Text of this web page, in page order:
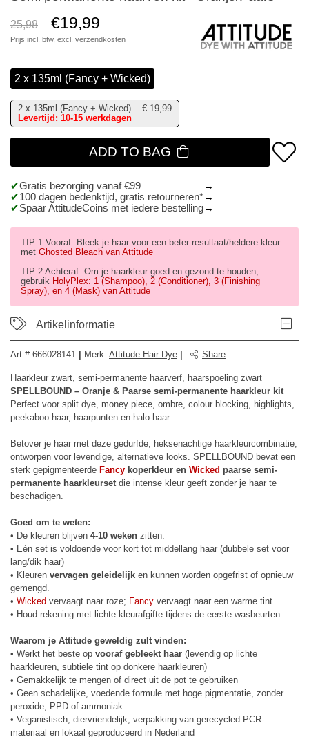
25,98 €19,99
Prijs incl. btw, excl. verzendkosten
2 x 135ml (Fancy + Wicked)
2 x 135ml (Fancy + Wicked) € 19,99
Levertijd: 10-15 werkdagen
ADD TO BAG
Gratis bezorging vanaf €99
100 dagen bedenktijd, gratis retourneren*
Spaar AttitudeCoins met iedere bestelling
TIP 1 Vooraf: Bleek je haar voor een beter resultaat/heldere kleur
met Ghosted Bleach van Attitude
TIP 2 Achteraf: Om je haarkleur goed en gezond te houden,
gebruik HolyPlex: 1 (Shampoo), 2 (Conditioner), 3 (Finishing
Spray), en 4 (Mask) van Attitude
Artikelinformatie
Art.# 666028141 Merk: Attitude Hair Dye Share
Haarkleur zwart, semi-permanente haarverf, haarspoeling zwart
SPELLBOUND – Oranje & Paarse semi-permanente haarkleur kit
Perfect voor split dye, money piece, ombre, colour blocking, highlights,
peekaboo haar, haarpunten en halo-haar.
Betover je haar met deze gedurfde, heksenachtige haarkleurcombinatie,
ontworpen voor levendige, alternatieve looks. SPELLBOUND bevat een
sterk gepigmenteerde Fancy koperkleur en Wicked paarse semi-
permanente haarkleursetdie intense kleur geeft zonder je haar te
beschadigen.
Goed om te weten:
• De kleuren blijven 4-10 weken zitten.
• Eén set is voldoende voor kort tot middellang haar (dubbele set voor
lang/dik haar)
• Kleuren vervagen geleidelijk en kunnen worden opgefrist of opnieuw
gemengd.
• Wicked vervaagt naar roze; Fancy vervaagt naar een warme tint.
• Houd rekening met lichte kleurafgifte tijdens de eerste wasbeurten.
Waarom je Attitude geweldig zult vinden:
• Werkt het beste op vooraf gebleekt haar (levendig op lichte
haarkleuren, subtiele tint op donkere haarkleuren)
• Gemakkelijk te mengen of direct uit de pot te gebruiken
• Geen schadelijke, voedende formule met hoge pigmentatie, zonder
peroxide, PPD of ammoniak.
• Veganistisch, diervriendelijk, verpakking van gerecycled PCR-
materiaal en lokaal geproduceerd in Nederland